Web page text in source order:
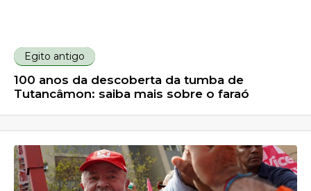
Egito antigo
100 anos da descoberta da tumba de
Tutancâmon: saiba mais sobre o faraó